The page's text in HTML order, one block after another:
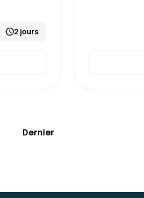
: Power BI, expertise
2 jours
Dernier